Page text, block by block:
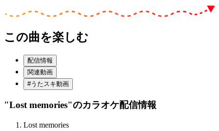
この曲を楽しむ
配信情報
関連動画
#うたスキ動画
"Lost memories"のカラオケ配信情報
Lost memories